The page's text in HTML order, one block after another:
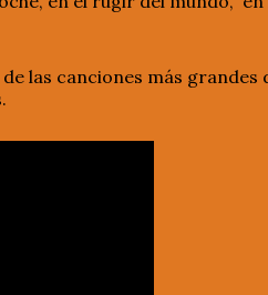
las canciones más